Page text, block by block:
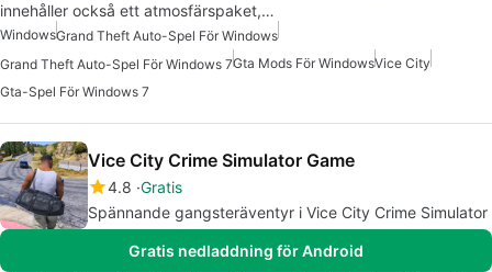
innehåller också ett atmosfärspaket,…
WindowsGrand Theft Auto-Spel För Windows
Grand Theft Auto-Spel För Windows 7Gta Mods För WindowsVice City
Gta-Spel För Windows 7
Vice City Crime Simulator Game
4.8 Gratis
Spännande gangsteräventyr i Vice City Crime Simulator
Gratis nedladdning för Android